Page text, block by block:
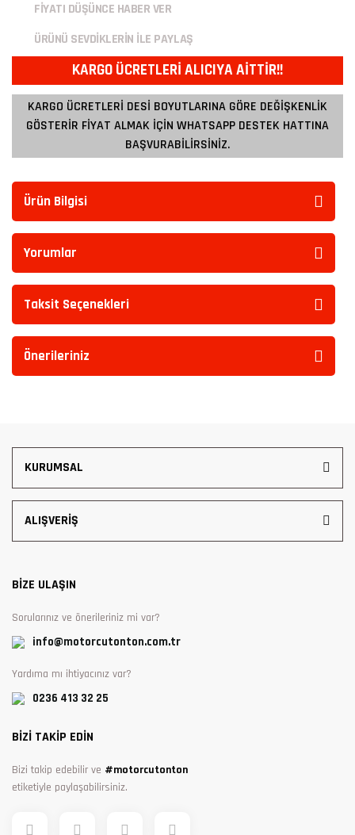
FİYATI DÜŞÜNCE HABER VER
ÜRÜNÜ SEVDİKLERİN İLE PAYLAŞ
KARGO ÜCRETLERİ ALICIYA AİTTİR!!
KARGO ÜCRETLERİ DESİ BOYUTLARINA GÖRE DEĞİŞKENLİK
GÖSTERİR FİYAT ALMAK İÇİN WHATSAPP DESTEK HATTINA
BAŞVURABİLİRSİNİZ.
Ürün Bilgisi
Yorumlar
Taksit Seçenekleri
Önerileriniz
KURUMSAL
ALIŞVERİŞ
BİZE ULAŞIN
Sorularınız ve önerileriniz mi var?
info@motorcutonton.com.tr
Yardıma mı ihtiyacınız var?
0236 413 32 25
BİZİ TAKİP EDİN
Bizi takip edebilir ve #motorcutonton
etiketiyle paylaşabilirsiniz.